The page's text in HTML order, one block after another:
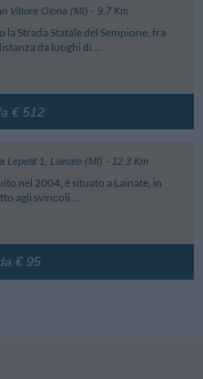
Vittore Olona (MI) - 9.7 Km
la Strada Statale del Sempione, fra
da luoghi di ...
€ 512
Lepetit 1 Lainate (MI) - 12.3 Km
nel 2004, è situato a Lainate, in
agli svincoli ...
€ 95